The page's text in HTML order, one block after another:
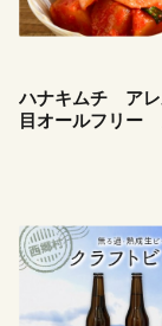
ハナキムチ アレ
目オールフリー
80g 【07461-